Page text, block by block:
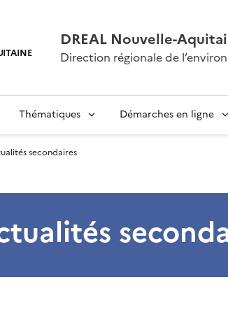
DREAL Nouvelle-
Direction régionale de
Thématiques Démarches en ligne
secondaires